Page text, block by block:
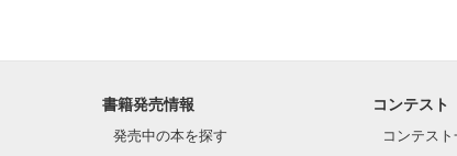
書籍発売情報
発売中の本を探す
コンテスト
コンテスト